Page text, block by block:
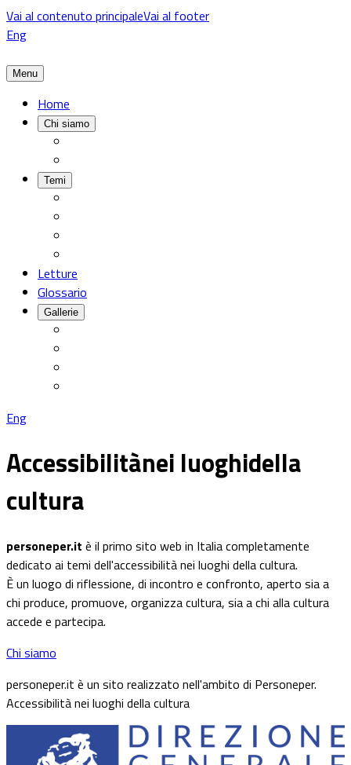
Vai al contenuto principaleVai al footer
Eng
Menu
Home
Chi siamo
Temi
Letture
Glossario
Gallerie
Eng
Accessibilitànei luoghidella
cultura
personeper.it è il primo sito web in Italia completamente
dedicato ai temi dell'accessibilità nei luoghi della cultura.
È un luogo di riflessione, di incontro e confronto, aperto sia a
chi produce, promuove, organizza cultura, sia a chi alla cultura
accede e partecipa.
Chi siamo
personeper.it è un sito realizzato nell'ambito di Personeper.
Accessibilità nei luoghi della cultura